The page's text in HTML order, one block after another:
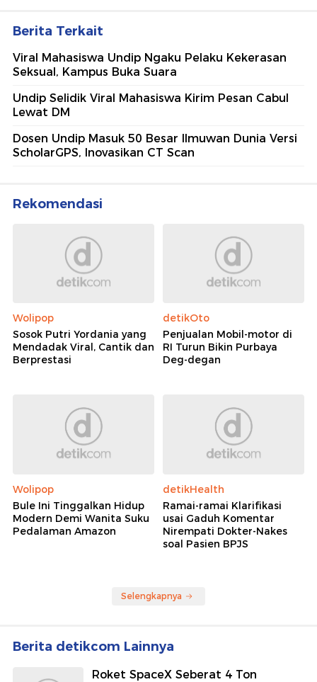
Berita Terkait
Viral Mahasiswa Undip Ngaku Pelaku Kekerasan
Seksual, Kampus Buka Suara
Undip Selidik Viral Mahasiswa Kirim Pesan Cabul
Lewat DM
Dosen Undip Masuk 50 Besar Ilmuwan Dunia Versi
ScholarGPS, Inovasikan CT Scan
Rekomendasi
Wolipop
Sosok Putri Yordania yang
Mendadak Viral, Cantik dan
Berprestasi
detikOto
Penjualan Mobil-motor di
RI Turun Bikin Purbaya
Deg-degan
Wolipop
Bule Ini Tinggalkan Hidup
Modern Demi Wanita Suku
Pedalaman Amazon
detikHealth
Ramai-ramai Klarifikasi
usai Gaduh Komentar
Nirempati Dokter-Nakes
soal Pasien BPJS
Selengkapnya
Berita detikcom Lainnya
Roket SpaceX Seberat 4 Ton